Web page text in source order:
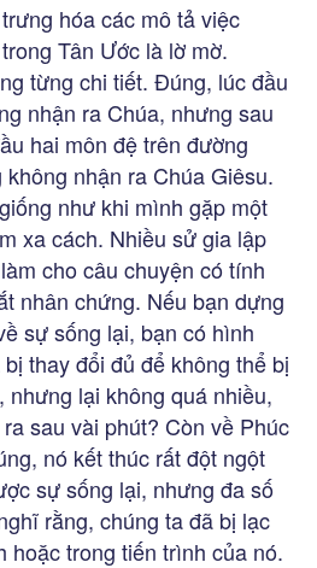
hóa các mô tả việc
Tân Ước là lờ mờ.
từng chi tiết. Đúng, lúc đầu
nhận ra Chúa, nhưng sau
hai môn đệ trên đường
nhận ra Chúa Giêsu.
như khi mình gặp một
xa cách. Nhiều sử gia lập
cho câu chuyện có tính
nhân chứng. Nếu bạn dựng
sự sống lại, bạn có hình
thay đổi đủ để không thể bị
nhưng lại không quá nhiều,
sau vài phút? Còn về Phúc
nó kết thúc rất đột ngột
sự sống lại, nhưng đa số
rằng, chúng ta đã bị lạc
hoặc trong tiến trình của nó.